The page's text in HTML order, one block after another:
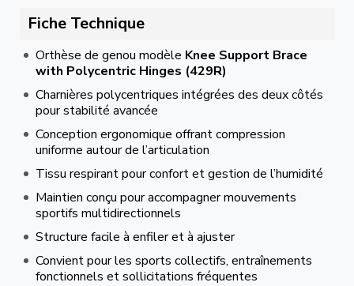
Fiche Technique
Orthèse de genou modèle Knee Support Brace
with Polycentric Hinges (429R)
Charnières polycentriques intégrées des deux côtés
pour stabilité avancée
Conception ergonomique offrant compression
uniforme autour de l’articulation
Tissu respirant pour confort et gestion de l’humidité
Maintien conçu pour accompagner mouvements
sportifs multidirectionnels
Structure facile à enfiler et à ajuster
Convient pour les sports collectifs, entraînements
fonctionnels et sollicitations fréquentes